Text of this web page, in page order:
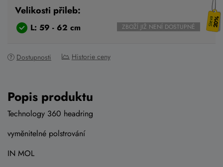
20%
Velikosti přileb:
L: 59 - 62 cm ZBOŽÍ JIŽ NENÍ DOSTUPNÉ
Dostupnosti Historie ceny
Popis produktu
Technology 360 headring
vyměnitelné polstrování
IN MOL